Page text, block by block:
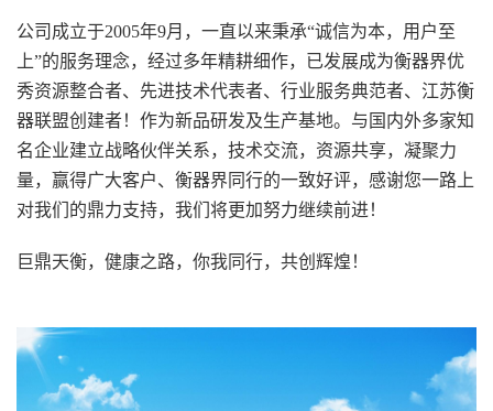
公司成立于2005年9月，一直以来秉承“诚信为本，用户至
上”的服务理念，经过多年精耕细作，已发展成为衡器界优
秀资源整合者、先进技术代表者、行业服务典范者、江苏衡
器联盟创建者！作为新品研发及生产基地。与国内外多家知
名企业建立战略伙伴关系，技术交流，资源共享，凝聚力
量，赢得广大客户、衡器界同行的一致好评，感谢您一路上
对我们的鼎力支持，我们将更加努力继续前进！
巨鼎天衡，健康之路，你我同行，共创辉煌！